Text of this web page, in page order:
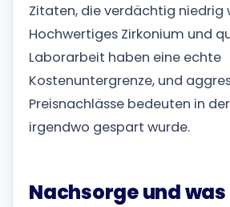
Zitaten, die verdächtig niedrig
Hochwertiges Zirkonium und
Laborarbeit haben eine echte
Kostenuntergrenze, und
Preisnachlässe bedeuten in
irgendwo gespart wurde.
Nachsorge und was